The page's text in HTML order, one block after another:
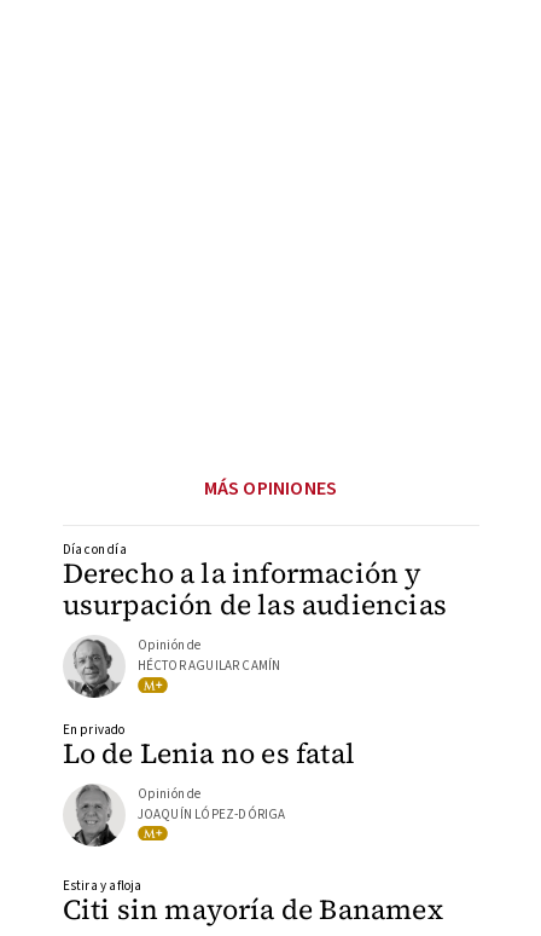
MÁS OPINIONES
Derecho a la información y
usurpación de las audiencias
Día con día
Opinión de
HÉCTOR AGUILAR CAMÍN
Lo de Lenia no es fatal
En privado
Opinión de
JOAQUÍN LÓPEZ-DÓRIGA
Citi sin mayoría de Banamex
Estira y afloja